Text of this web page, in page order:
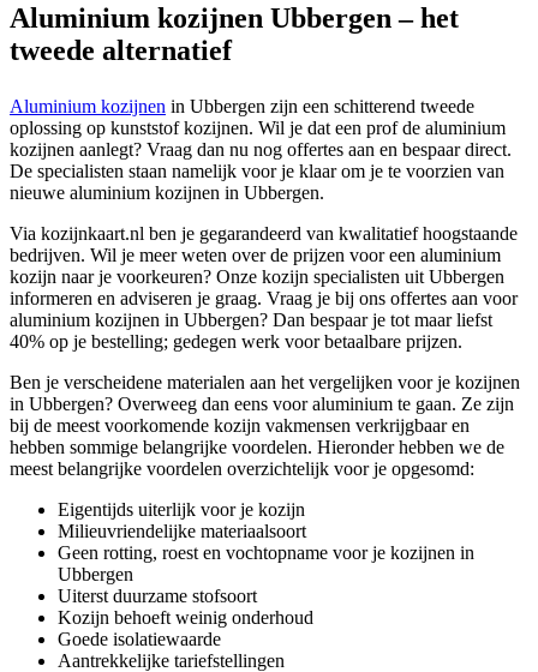
Aluminium kozijnen Ubbergen – het
tweede alternatief
Aluminium kozijnen in Ubbergen zijn een schitterend tweede
oplossing op kunststof kozijnen. Wil je dat een prof de aluminium
kozijnen aanlegt? Vraag dan nu nog offertes aan en bespaar direct.
De specialisten staan namelijk voor je klaar om je te voorzien van
nieuwe aluminium kozijnen in Ubbergen.
Via kozijnkaart.nl ben je gegarandeerd van kwalitatief hoogstaande
bedrijven. Wil je meer weten over de prijzen voor een aluminium
kozijn naar je voorkeuren? Onze kozijn specialisten uit Ubbergen
informeren en adviseren je graag. Vraag je bij ons offertes aan voor
aluminium kozijnen in Ubbergen? Dan bespaar je tot maar liefst
40% op je bestelling; gedegen werk voor betaalbare prijzen.
Ben je verscheidene materialen aan het vergelijken voor je kozijnen
in Ubbergen? Overweeg dan eens voor aluminium te gaan. Ze zijn
bij de meest voorkomende kozijn vakmensen verkrijgbaar en
hebben sommige belangrijke voordelen. Hieronder hebben we de
meest belangrijke voordelen overzichtelijk voor je opgesomd:
Eigentijds uiterlijk voor je kozijn
Milieuvriendelijke materiaalsoort
Geen rotting, roest en vochtopname voor je kozijnen in
Ubbergen
Uiterst duurzame stofsoort
Kozijn behoeft weinig onderhoud
Goede isolatiewaarde
Aantrekkelijke tariefstellingen